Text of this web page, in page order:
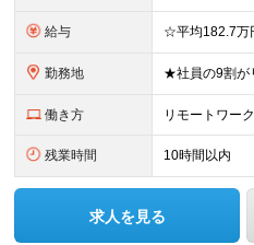
給与
勤務地
働き方 リモートワー
残業時間 10時間以内
求人を見る